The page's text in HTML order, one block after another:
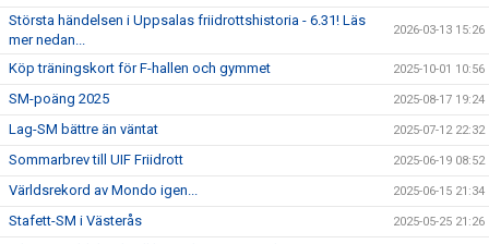
Största händelsen i Uppsalas friidrottshistoria - 6.31! Läs
mer nedan...
2026-03-13 15:26
Köp träningskort för F-hallen och gymmet 2025-10-01 10:56
SM-poäng 2025 2025-08-17 19:24
Lag-SM bättre än väntat 2025-07-12 22:32
Sommarbrev till UIF Friidrott 2025-06-19 08:52
Världsrekord av Mondo igen... 2025-06-15 21:34
Stafett-SM i Västerås 2025-05-25 21:26